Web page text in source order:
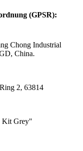
(GPSR):
Chong Industrial
China.
2, 63814
Kit Grey"